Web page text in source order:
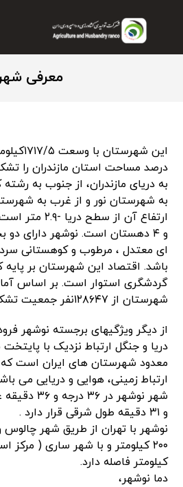
معرفی
درصد مساحت استان مازندران را
به دریای مازندران، از جنوب به
به شهرستان نور و از غرب به
ارتفاع آن از
و ۴ دهستان است. نوشهر دارای
ای معتدل ، مرطوب و کوهستانی
باشد. اقتصاد این شهرستان بر
شهرستان از ۱۲۸۶۴۷نفر جمعیت تشکیل شده است.
از دیگر ویژگیهای برجسته نوشهر
دریا و جنگل ارتباط نزدیک با
معدود شهرستان های ایران است که
ارتباط زمینی، هوایی و دریایی می
و ۳۱ دقیقه طول شرقی قرار دارد .
نوشهر با تهران از طریق شهر چالوس
کیلومتر فاصله دارد.
دما نوشهر،